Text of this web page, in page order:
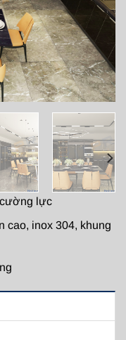
lực
cao, inox 304, khung